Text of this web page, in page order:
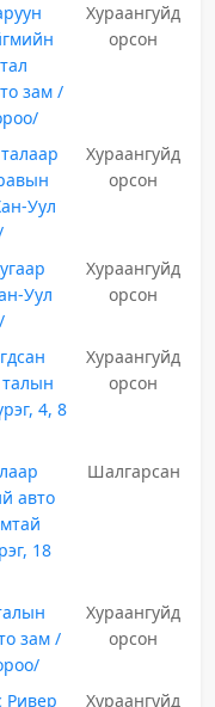
зам /
Хураангуйд
орсон
Уул
Хураангуйд
орсон
Уул
Хураангуйд
орсон
4, 8
Хураангуйд
орсон
авто
18
Шалгарсан
зам /
Хураангуйд
орсон
Ривер
Хураангуйд